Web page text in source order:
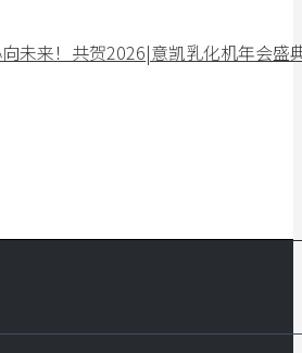
未来！共贺2026|意凯乳化机年会盛